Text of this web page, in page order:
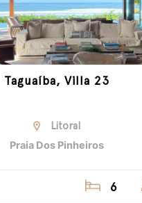
Taguaíba, Villa 23
Litoral
Praia Dos Pinheiros
6